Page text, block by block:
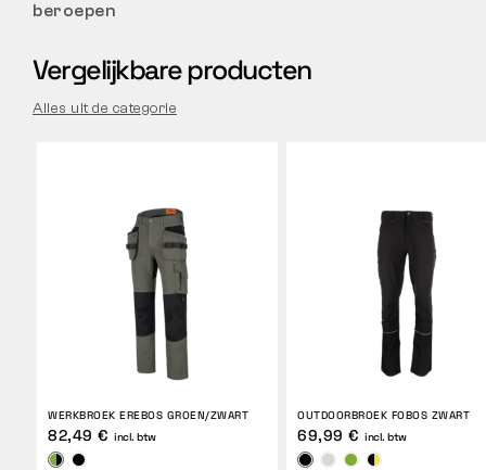
beroepen
Vergelijkbare producten
Alles uit de categorie
WERKBROEK EREBOS GROEN/ZWART
82,49 € incl. btw
OUTDOORBROEK FOBOS ZWART
69,99 € incl. btw